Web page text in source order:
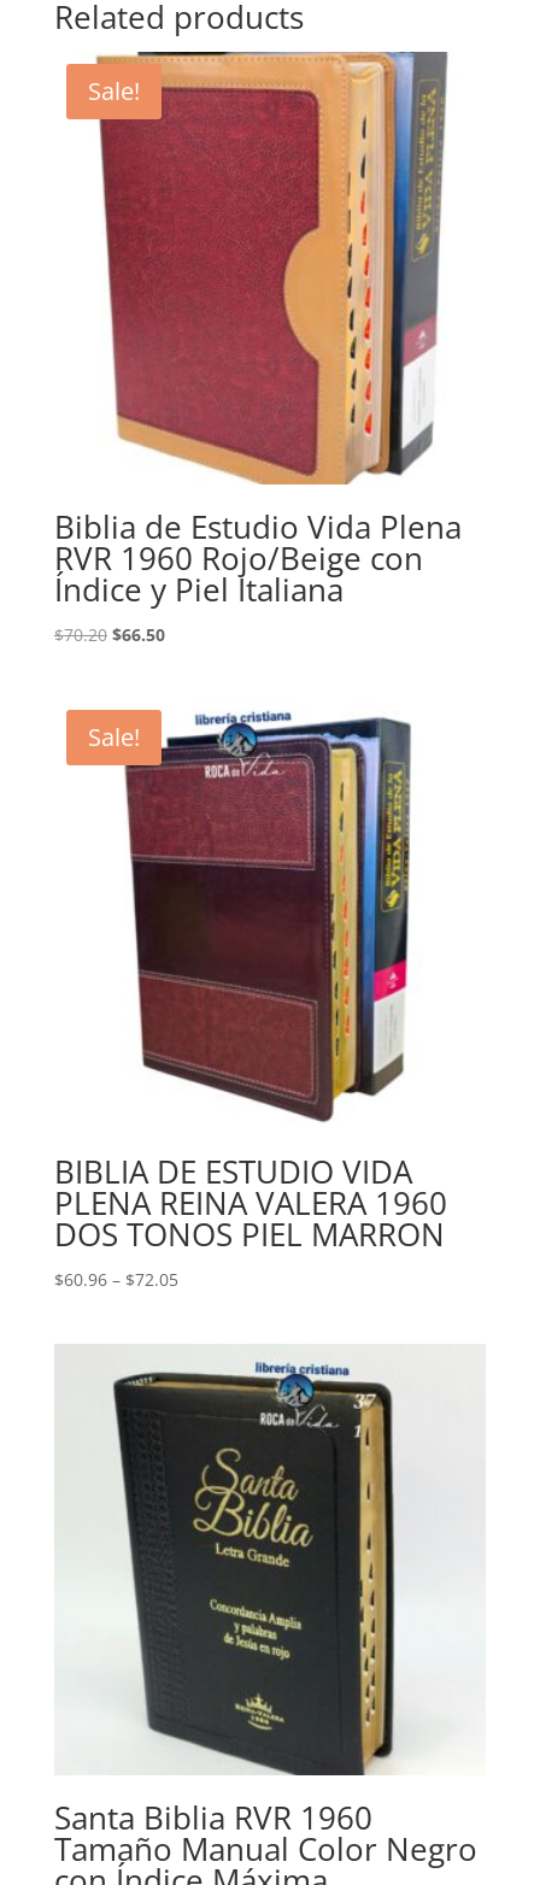
Related products
Sale!
Biblia de Estudio Vida Plena
RVR 1960 Rojo/Beige con
Índice y Piel Italiana
$70.20 Original
$70.20.
$66.50Current
$66.50.
Sale!
BIBLIA DE ESTUDIO VIDA
PLENA REINA VALERA 1960
DOS TONOS PIEL MARRON
$60.96 – $72.05Price
$72.05
Santa Biblia RVR 1960
Tamaño Manual Color Negro